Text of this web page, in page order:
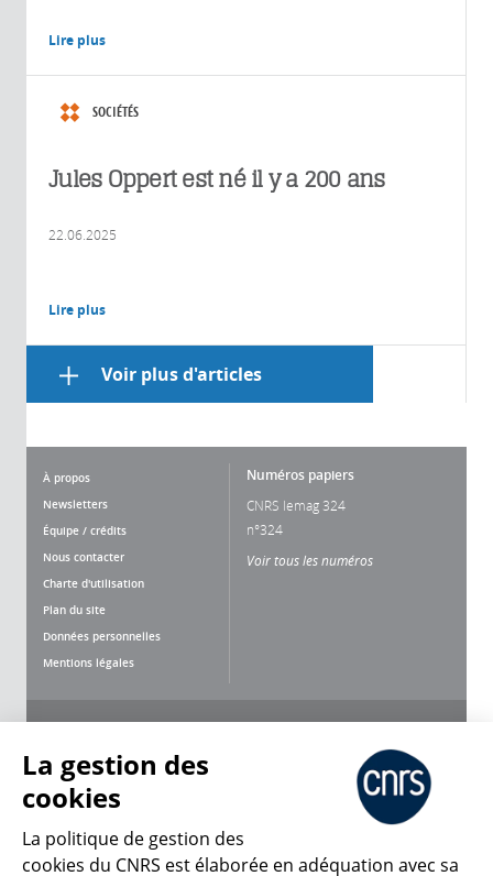
Lire plus
SOCIÉTÉS
Jules Oppert est né il y a 200 ans
22.06.2025
Lire plus
Voir plus d'articles
À propos
Newsletters
Équipe / crédits
Nous contacter
Charte d'utilisation
Plan du site
Données personnelles
Mentions légales
Numéros papiers
CNRS lemag 324
n°324
Voir tous les numéros
La gestion des
cookies
La politique de gestion des
cookies du CNRS est élaborée en adéquation avec sa